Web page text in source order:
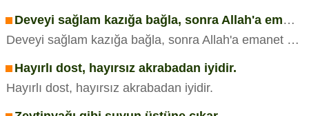
Deveyi sağlam kazığa bağla, sonra Allah'a emanet et.
Deveyi sağlam kazığa bağla, sonra Allah'a emanet et.
Hayırlı dost, hayırsız akrabadan iyidir.
Hayırlı dost, hayırsız akrabadan iyidir.